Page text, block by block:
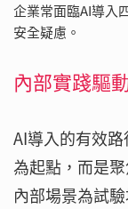
企業常面臨AI導入
安全疑慮。
內部實踐驅
AI導入的有效
為起點，而是
內部場景為試